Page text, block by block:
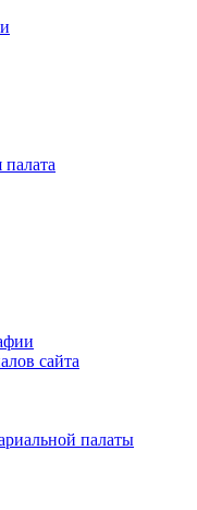
палата
сайта
палаты